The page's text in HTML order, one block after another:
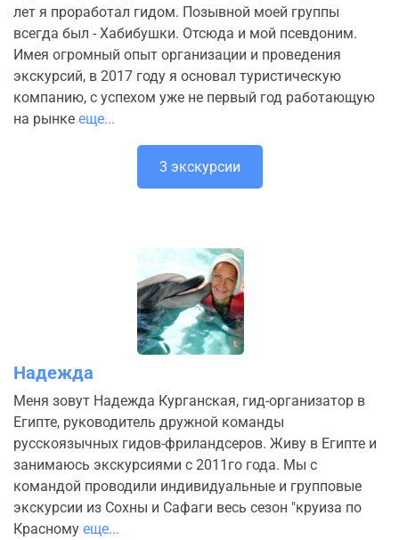
лет я проработал гидом. Позывной моей группы
всегда был - Хабибушки. Отсюда и мой псевдоним.
Имея огромный опыт организации и проведения
экскурсий, в 2017 году я основал туристическую
компанию, с успехом уже не первый год работающую
на рынке еще...
3 экскурсии
Надежда
Меня зовут Надежда Курганская, гид-организатор в
Египте, руководитель дружной команды
русскоязычных гидов-фриландсеров. Живу в Египте и
занимаюсь экскурсиями с 2011го года. Мы с
командой проводили индивидуальные и групповые
экскурсии из Сохны и Сафаги весь сезон "круиза по
Красному еще...